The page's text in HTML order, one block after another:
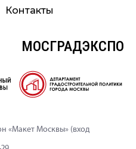
Контакты
МОСГРАДЭКСПО
«Макет Москвы» (вход